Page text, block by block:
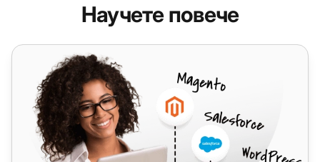
Научете повече
Gravity Forms